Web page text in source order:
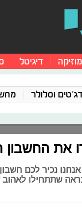
מוזיקה דיגיטל
וסלולר
את החשבון
נכיר לכם
שתתחילו לאהוב